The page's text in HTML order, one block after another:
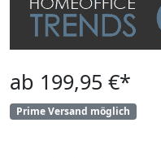
ab 199,95 €*
Prime Versand möglich